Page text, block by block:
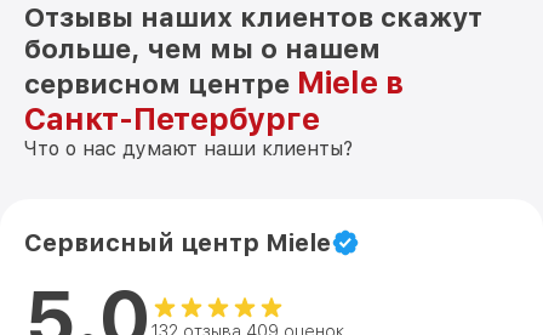
Отзывы наших клиентов скажут
больше, чем мы о нашем
сервисном центре Miele в
Санкт-Петербурге
Что о нас думают наши клиенты?
Сервисный центр Miele